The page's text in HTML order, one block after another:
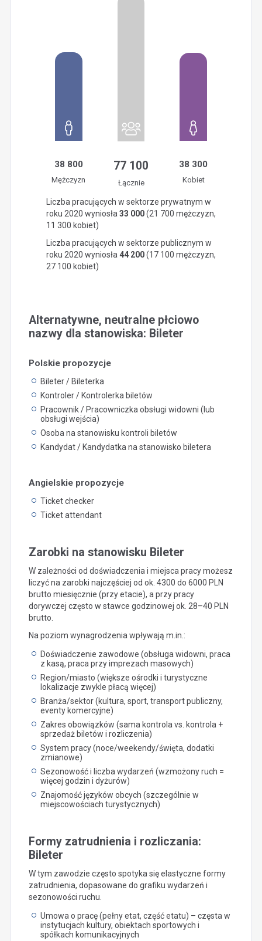
38 800
Mężczyzn
77 100
Łącznie
38 300
Kobiet
Liczba pracujących w sektorze prywatnym w
roku 2020 wyniosła 33 000(21 700 mężczyzn,
11 300 kobiet)
Liczba pracujących w sektorze publicznym w
roku 2020 wyniosła 44 200(17 100 mężczyzn,
27 100 kobiet)
Alternatywne, neutralne płciowo
nazwy dla stanowiska: Bileter
Polskie propozycje
Bileter / Bileterka
Kontroler / Kontrolerka biletów
Pracownik / Pracowniczka obsługi widowni (lub
obsługi wejścia)
Osoba na stanowisku kontroli biletów
Kandydat / Kandydatka na stanowisko biletera
Angielskie propozycje
Ticket checker
Ticket attendant
Zarobki na stanowisku Bileter
W zależności od doświadczenia i miejsca pracy możesz
liczyć na zarobki najczęściej od ok. 4300 do 6000 PLN
brutto miesięcznie (przy etacie), a przy pracy
dorywczej często w stawce godzinowej ok. 28–40 PLN
brutto.
Na poziom wynagrodzenia wpływają m.in.:
Doświadczenie zawodowe (obsługa widowni, praca
z kasą, praca przy imprezach masowych)
Region/miasto (większe ośrodki i turystyczne
lokalizacje zwykle płacą więcej)
Branża/sektor (kultura, sport, transport publiczny,
eventy komercyjne)
Zakres obowiązków (sama kontrola vs. kontrola +
sprzedaż biletów i rozliczenia)
System pracy (noce/weekendy/święta, dodatki
zmianowe)
Sezonowość i liczba wydarzeń (wzmożony ruch =
więcej godzin i dyżurów)
Znajomość języków obcych (szczególnie w
miejscowościach turystycznych)
Formy zatrudnienia i rozliczania:
Bileter
W tym zawodzie często spotyka się elastyczne formy
zatrudnienia, dopasowane do grafiku wydarzeń i
sezonowości ruchu.
Umowa o pracę (pełny etat, część etatu) – częsta w
instytucjach kultury, obiektach sportowych i
spółkach komunikacyjnych